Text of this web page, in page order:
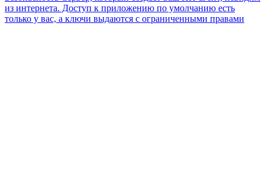
из интернета. Доступ к приложению по умолчанию есть
только у вас, а ключи выдаются с ограниченными правами